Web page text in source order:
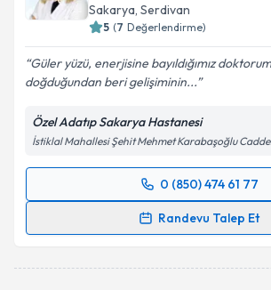
Sakarya, Serdivan
5 (7 Değerlendirme)
Güler yüzü, enerjisine bayıldığımız
doğduğundan beri gelişiminin...
Özel Adatıp Sakarya Hastanesi
İstiklal Mahallesi Şehit Mehmet Karabaşoğlu
0 (850) 474 61 77
Randevu Talep Et
Randevu Takvimi Talebi
oluşturun. Size bu uzmandan randevu